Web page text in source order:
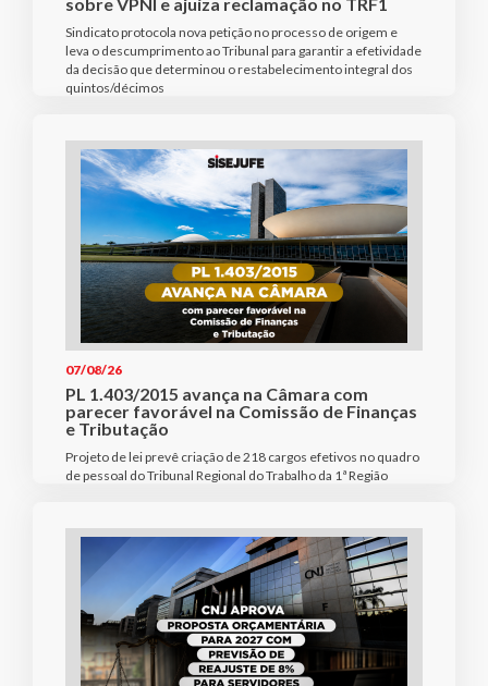
sobre VPNI e ajuíza reclamação no TRF1
Sindicato protocola nova petição no processo de origem e
leva o descumprimento ao Tribunal para garantir a efetividade
da decisão que determinou o restabelecimento integral dos
quintos/décimos
07/08/26
PL 1.403/2015 avança na Câmara com
parecer favorável na Comissão de Finanças
e Tributação
Projeto de lei prevê criação de 218 cargos efetivos no quadro
de pessoal do Tribunal Regional do Trabalho da 1ª Região